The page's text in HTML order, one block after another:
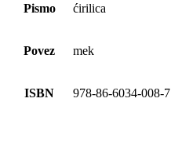
Pismo ćirilica
Povez mek
ISBN 978-86-6034-008-7